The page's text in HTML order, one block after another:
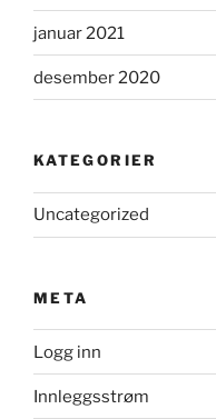
januar 2021
desember 2020
KATEGORIER
Uncategorized
META
Logg inn
Innleggsstrøm